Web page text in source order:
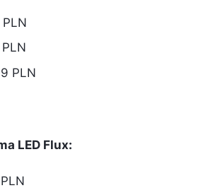
PLN
LED Flux: